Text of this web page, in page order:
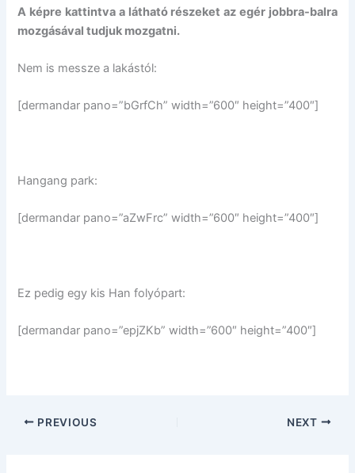
A képre kattintva a látható részeket az egér jobbra-balra
mozgásával tudjuk mozgatni.
Nem is messze a lakástól:
[dermandar pano=”bGrfCh” width=”600″ height=”400″]
Hangang park:
[dermandar pano=”aZwFrc” width=”600″ height=”400″]
Ez pedig egy kis Han folyópart:
[dermandar pano=”epjZKb” width=”600″ height=”400″]
PREVIOUS NEXT